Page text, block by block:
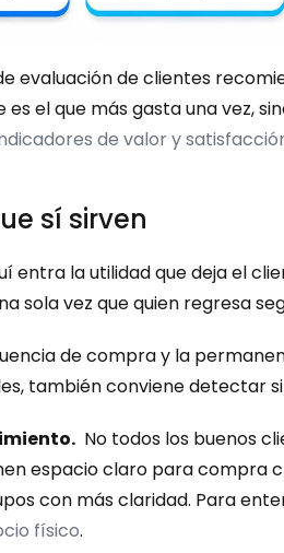
evaluación de clientes
el que más gasta una vez,
de valor y
sí sirven
entra la utilidad que deja el
sola vez que quien regresa
de compra y la
también conviene detectar
No todos los buenos
espacio claro para compra
con más claridad. Para
físico.